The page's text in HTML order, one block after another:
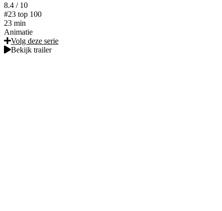
8.4 / 10
#23 top 100
23 min
Animatie
Volg deze serie
Bekijk trailer